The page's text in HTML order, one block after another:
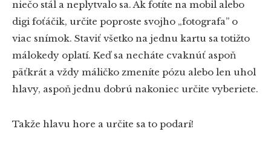
niečo stál a neplytvalo sa. Ak fotíte na mobil alebo
digi foťáčik, určite poproste svojho „fotografa” o
viac snímok. Staviť všetko na jednu kartu sa totižto
málokedy oplatí. Keď sa necháte cvaknúť aspoň
päťkrát a vždy máličko zmeníte pózu alebo len uhol
hlavy, aspoň jednu dobrú nakoniec určite vyberiete.
Takže hlavu hore a určite sa to podarí!